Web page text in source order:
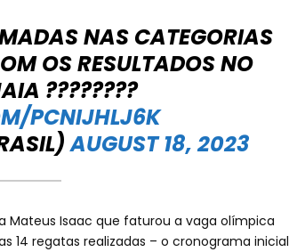
NAS CATEGORIAS
OS RESULTADOS NO
????????
PCNIJHLJ6K
AUGUST 18, 2023
Isaac que faturou a vaga olímpica
14 regatas realizadas – o cronograma inicial